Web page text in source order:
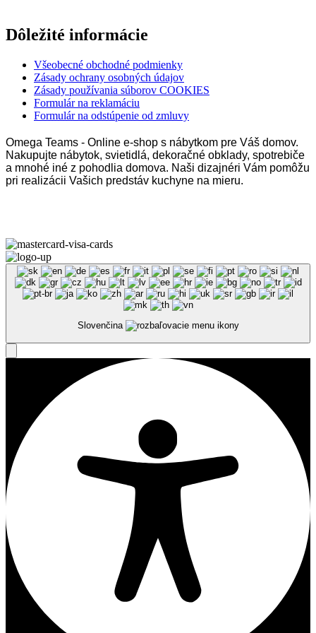
Dôležité informácie
Všeobecné obchodné podmienky
Zásady ochrany osobných údajov
Zásady používania súborov COOKIES
Formulár na reklamáciu
Formulár na odstúpenie od zmluvy
Omega Teams - Online e-shop s nábytkom pre Váš domov.
Nakupujte nábytok, svietidlá, dekoračné obklady, spotrebiče
a mnohé iné z pohodlia domova. Naši dizajnéri Vám pomôžu
pri realizácii Vašich predstáv kuchyne na mieru.
Slovenčina